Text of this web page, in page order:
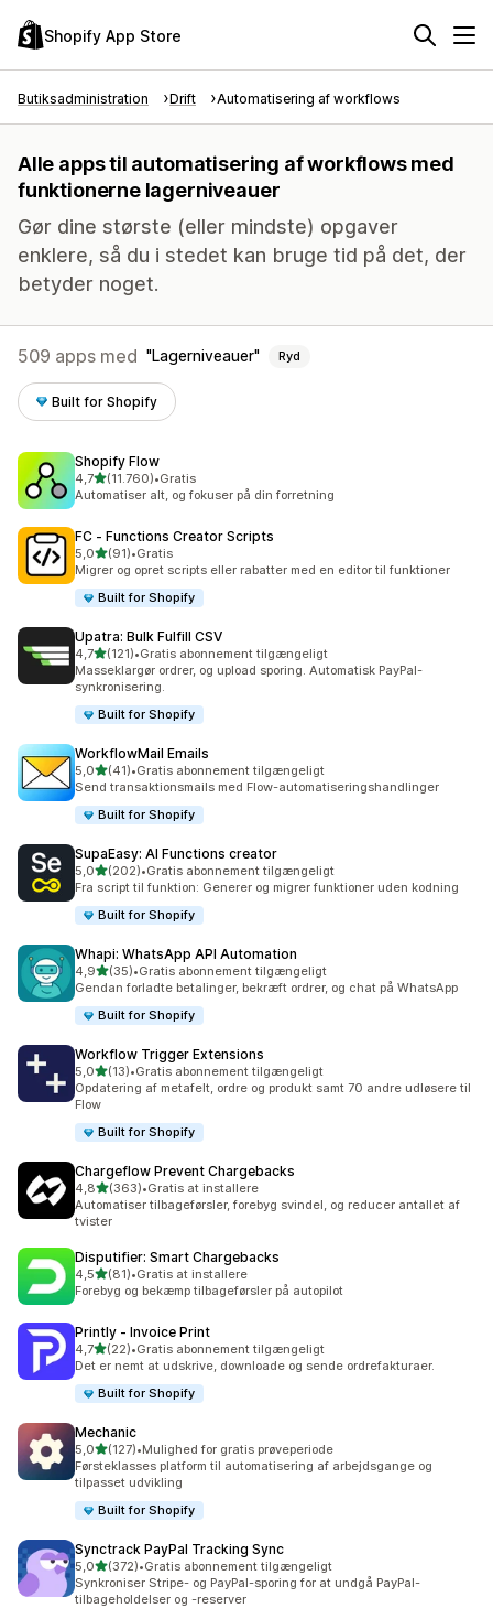
Shopify App Store
Butiksadministration Drift Automatisering af workflows
Alle apps til automatisering af workflows med
funktionerne lagerniveauer
Gør dine største (eller mindste) opgaver
enklere, så du i stedet kan bruge tid på det, der
betyder noget.
509 apps med Lagerniveauer Ryd
Built for Shopify
Shopify Flow
4,7ud af 5 stjerner
(11.760)
11760 anmeldelser i alt
•Gratis
Automatiser alt, og fokuser på din forretning
FC ‑ Functions Creator Scripts
5,0ud af 5 stjerner
(91)
91 anmeldelser i alt
•Gratis
Migrer og opret scripts eller rabatter med en editor til funktioner
Built for Shopify
Upatra: Bulk Fulfill CSV
4,7ud af 5 stjerner
(121)
121 anmeldelser i alt
•Gratis abonnement tilgængeligt
Masseklargør ordrer, og upload sporing. Automatisk PayPal-
synkronisering.
Built for Shopify
WorkflowMail Emails
5,0ud af 5 stjerner
(41)
41 anmeldelser i alt
•Gratis abonnement tilgængeligt
Send transaktionsmails med Flow-automatiseringshandlinger
Built for Shopify
SupaEasy: AI Functions creator
5,0ud af 5 stjerner
(202)
202 anmeldelser i alt
•Gratis abonnement tilgængeligt
Fra script til funktion: Generer og migrer funktioner uden kodning
Built for Shopify
Whapi: WhatsApp API Automation
4,9ud af 5 stjerner
(35)
35 anmeldelser i alt
•Gratis abonnement tilgængeligt
Gendan forladte betalinger, bekræft ordrer, og chat på WhatsApp
Built for Shopify
Workflow Trigger Extensions
5,0ud af 5 stjerner
(13)
13 anmeldelser i alt
•Gratis abonnement tilgængeligt
Opdatering af metafelt, ordre og produkt samt 70 andre udløsere til
Flow
Built for Shopify
Chargeflow Prevent Chargebacks
4,8ud af 5 stjerner
(363)
363 anmeldelser i alt
•Gratis at installere
Automatiser tilbageførsler, forebyg svindel, og reducer antallet af
tvister
Disputifier: Smart Chargebacks
4,5ud af 5 stjerner
(81)
81 anmeldelser i alt
•Gratis at installere
Forebyg og bekæmp tilbageførsler på autopilot
Printly ‑ Invoice Print
4,7ud af 5 stjerner
(22)
22 anmeldelser i alt
•Gratis abonnement tilgængeligt
Det er nemt at udskrive, downloade og sende ordrefakturaer.
Built for Shopify
Mechanic
5,0ud af 5 stjerner
(127)
127 anmeldelser i alt
•Mulighed for gratis prøveperiode
Førsteklasses platform til automatisering af arbejdsgange og
tilpasset udvikling
Built for Shopify
Synctrack PayPal Tracking Sync
5,0ud af 5 stjerner
(372)
372 anmeldelser i alt
•Gratis abonnement tilgængeligt
Synkroniser Stripe- og PayPal-sporing for at undgå PayPal-
tilbageholdelser og -reserver